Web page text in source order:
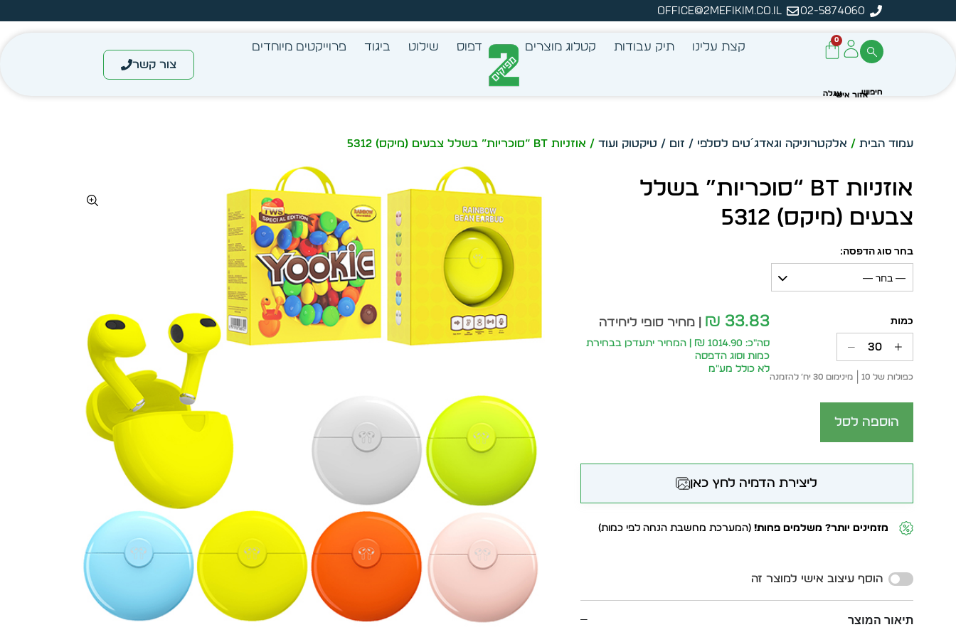
02-5874060
office@2mefikim.co.il
מיידית מתוך מלאי קיים
עצב בעצמך - הכן הדמייה לכל פריט בקלות מחיר מיידי- מותאם לפי כמות
0
קצת עלינו תיק עבודות קטלוג מוצרים דפוס שילוט ביגוד פרוייקטים מיוחדים
צור קשר
עמוד הבית / אלקטרוניקה וגאדג´טים לסלפי / זום / טיקטוק ועוד / אוזניות BT “סוכריות” בשלל צבעים (מיקס) 5312
אוזניות BT “סוכריות” בשלל
צבעים (מיקס) 5312
בחר סוג הדפסה:
— בחר —
כפולות של 10 מינימום 30 יח׳ להזמנה
₪ 33.83 | מחיר סופי ליחידה
סה״כ: 1014.90 ₪ | המחיר יתעדכן בבחירת
כמות וסוג הדפסה
לא כולל מע״מ
הוספה לסל
ליצירת הדמיה לחץ כאן
מזמינים יותר? משלמים פחות! (המערכת מחשבת הנחה לפי כמות)
הוסף עיצוב אישי למוצר זה
תיאור המוצר